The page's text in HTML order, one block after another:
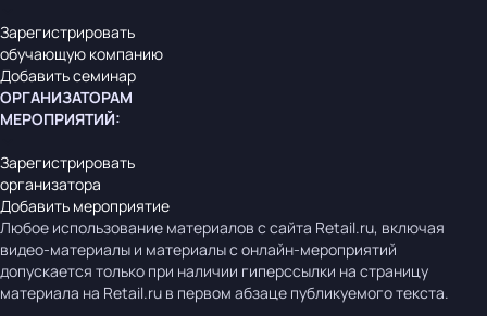
Зарегистрировать
обучающую компанию
Добавить семинар
ОРГАНИЗАТОРАМ
МЕРОПРИЯТИЙ:
Зарегистрировать
организатора
Добавить мероприятие
Любое использование материалов с сайта Retail.ru, включая
видео-материалы и материалы с онлайн-мероприятий
допускается только при наличии гиперссылки на страницу
материала на Retail.ru в первом абзаце публикуемого текста.